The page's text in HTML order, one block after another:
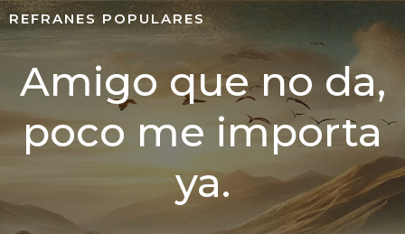
REFRANES POPULARES
Amigo que no da,
poco me importa
ya.